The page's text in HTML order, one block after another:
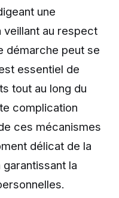
une
veillant au respect
démarche peut se
essentiel de
tout au long du
complication
ces mécanismes
délicat de la
la